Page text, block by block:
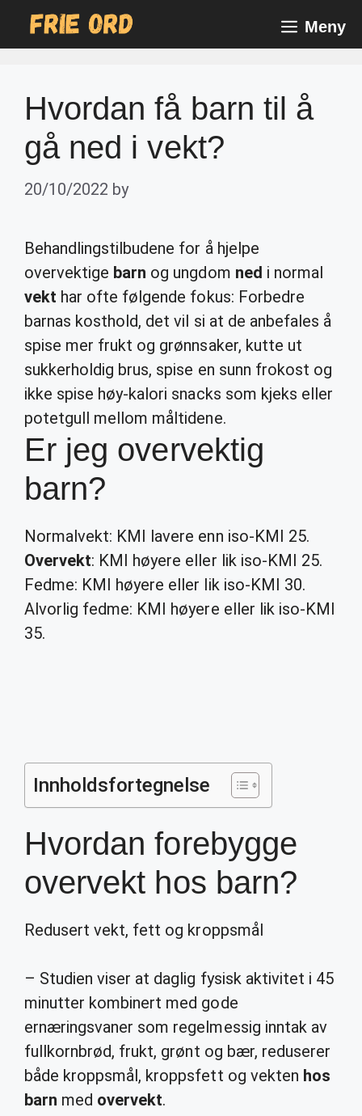
Meny
Hvordan få barn til å
gå ned i vekt?
20/10/2022 by
Behandlingstilbudene for å hjelpe
overvektige barn og ungdom ned i normal
vekt har ofte følgende fokus: Forbedre
barnas kosthold, det vil si at de anbefales å
spise mer frukt og grønnsaker, kutte ut
sukkerholdig brus, spise en sunn frokost og
ikke spise høy-kalori snacks som kjeks eller
potetgull mellom måltidene.
Er jeg overvektig
barn?
Normalvekt: KMI lavere enn iso-KMI 25.
Overvekt: KMI høyere eller lik iso-KMI 25.
Fedme: KMI høyere eller lik iso-KMI 30.
Alvorlig fedme: KMI høyere eller lik iso-KMI
35.
Innholdsfortegnelse
Hvordan forebygge
overvekt hos barn?
Redusert vekt, fett og kroppsmål
– Studien viser at daglig fysisk aktivitet i 45
minutter kombinert med gode
ernæringsvaner som regelmessig inntak av
fullkornbrød, frukt, grønt og bær, reduserer
både kroppsmål, kroppsfett og vekten hos
barn med overvekt.